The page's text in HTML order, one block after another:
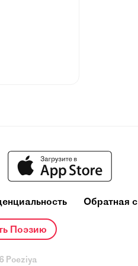
Обратная
Поэзию
Poeziya